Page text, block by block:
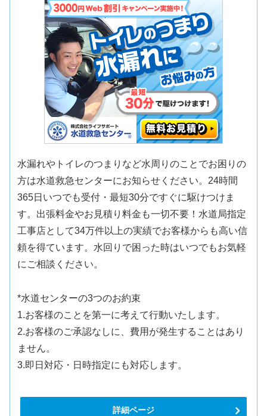
水漏れやトイレのつまりなど水周りのことでお困りの
方は水道救急センターにお知らせください。24時間
365日いつでも受付・最短30分ですぐに駆けつけま
す。出張料金やお見積り料金も一切不要！水道局指定
工事店として34万件以上の実績でお客様からも高い信
頼を得ています。水回りで困った時はいつでもお気軽
にご相談ください。
*水道センターの3つのお約束
1.お客様のことを第一に考えて行動いたします。
2.お客様のご承認なしに、費用が発生することはあり
ません。
3.即日対応・日時指定にも対応します。
詳細ページ